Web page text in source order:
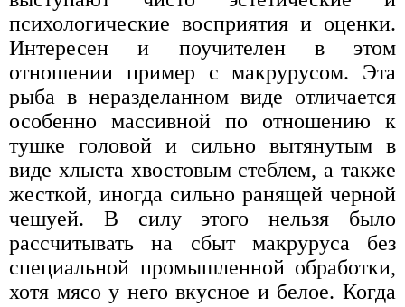
психологические восприятия и оценки.
Интересен и поучителен в этом
отношении пример с макрурусом. Эта
рыба в неразделанном виде отличается
особенно массивной по отношению к
тушке головой и сильно вытянутым в
виде хлыста хвостовым стеблем, а также
жесткой, иногда сильно ранящей черной
чешуей. В силу этого нельзя было
рассчитывать на сбыт макруруса без
специальной промышленной обработки,
хотя мясо у него вкусное и белое. Когда